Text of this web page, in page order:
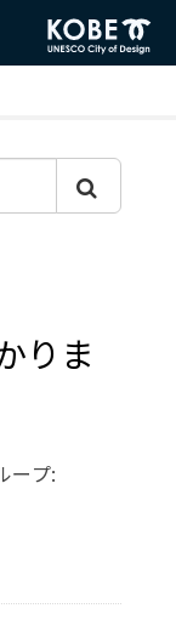
りま
ープ: